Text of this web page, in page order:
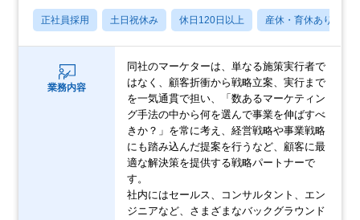
正社員採用 土日祝休み 休日120日以上 産休・育休あり
業務内容
同社のマーケターは、単なる施策実行者で
はなく、顧客折衝から戦略立案、実行まで
を一気通貫で担い、「数あるマーケティン
グ手法の中から何を選んで事業を伸ばすべ
きか？」を常に考え、経営戦略や事業戦略
にも踏み込んだ提案を行うなど、顧客に最
適な解決策を提供する戦略パートナーで
す。
社内にはセールス、コンサルタント、エン
ジニアなど、さまざまなバックグラウンド